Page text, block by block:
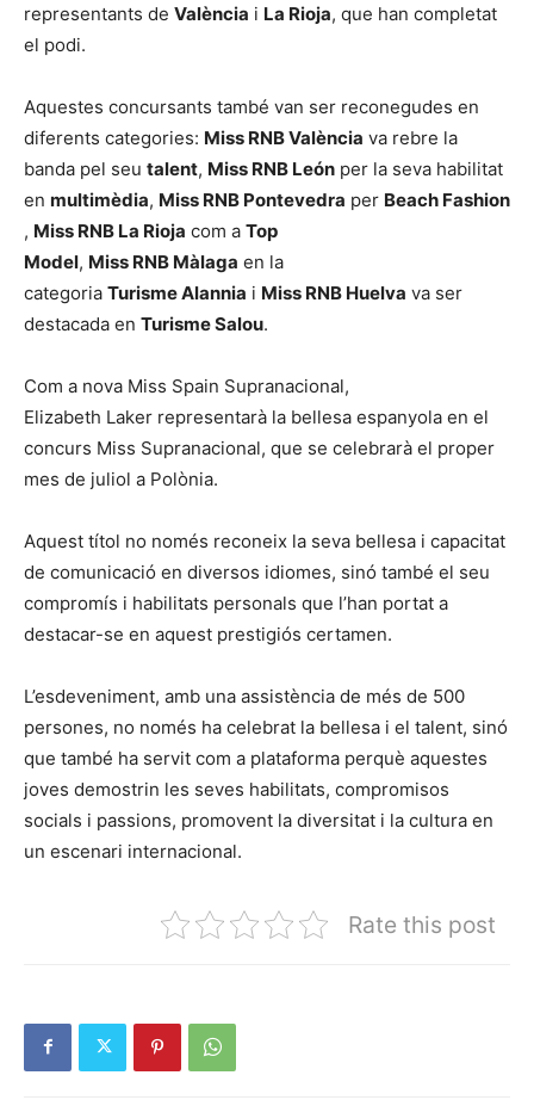
representants de València i La Rioja, que han completat
el podi.
Aquestes concursants també van ser reconegudes en
diferents categories: Miss RNB València va rebre la
banda pel seu talent, Miss RNB León per la seva habilitat
en multimèdia, Miss RNB Pontevedra per Beach Fashion
, Miss RNB La Rioja com a Top
Model, Miss RNB Màlaga en la
categoria Turisme Alannia i Miss RNB Huelva va ser
destacada en Turisme Salou.
Com a nova Miss Spain Supranacional,
Elizabeth Laker representarà la bellesa espanyola en el
concurs Miss Supranacional, que se celebrarà el proper
mes de juliol a Polònia.
Aquest títol no només reconeix la seva bellesa i capacitat
de comunicació en diversos idiomes, sinó també el seu
compromís i habilitats personals que l’han portat a
destacar-se en aquest prestigiós certamen.
L’esdeveniment, amb una assistència de més de 500
persones, no només ha celebrat la bellesa i el talent, sinó
que també ha servit com a plataforma perquè aquestes
joves demostrin les seves habilitats, compromisos
socials i passions, promovent la diversitat i la cultura en
un escenari internacional.
Rate this post